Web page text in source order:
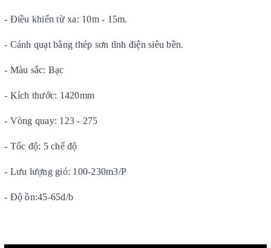
- Điều khiển từ xa: 10m - 15m.
- Cánh quạt bằng thép sơn tĩnh điện siêu bền.
- Màu sắc: Bạc
- Kích thước: 1420mm
- Vòng quay: 123 - 275
- Tốc độ: 5 chế độ
- Lưu lượng gió: 100-230m3/P
- Độ ồn:45-65d/b